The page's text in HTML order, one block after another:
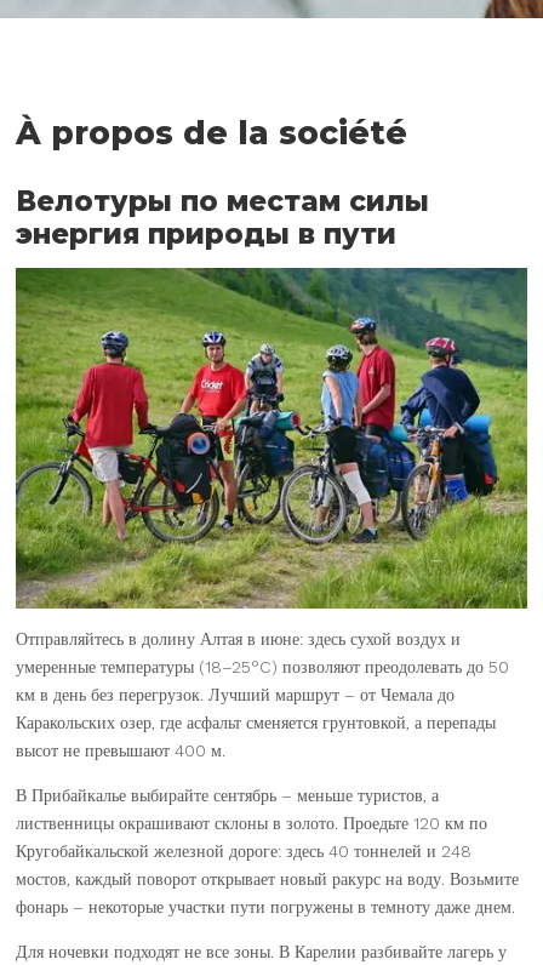
À propos de la société
Велотуры по местам силы
энергия природы в пути
Отправляйтесь в долину Алтая в июне: здесь сухой воздух и
умеренные температуры (18–25°C) позволяют преодолевать до 50
км в день без перегрузок. Лучший маршрут – от Чемала до
Каракольских озер, где асфальт сменяется грунтовкой, а перепады
высот не превышают 400 м.
В Прибайкалье выбирайте сентябрь – меньше туристов, а
лиственницы окрашивают склоны в золото. Проедьте 120 км по
Кругобайкальской железной дороге: здесь 40 тоннелей и 248
мостов, каждый поворот открывает новый ракурс на воду. Возьмите
фонарь – некоторые участки пути погружены в темноту даже днем.
Для ночевки подходят не все зоны. В Карелии разбивайте лагерь у